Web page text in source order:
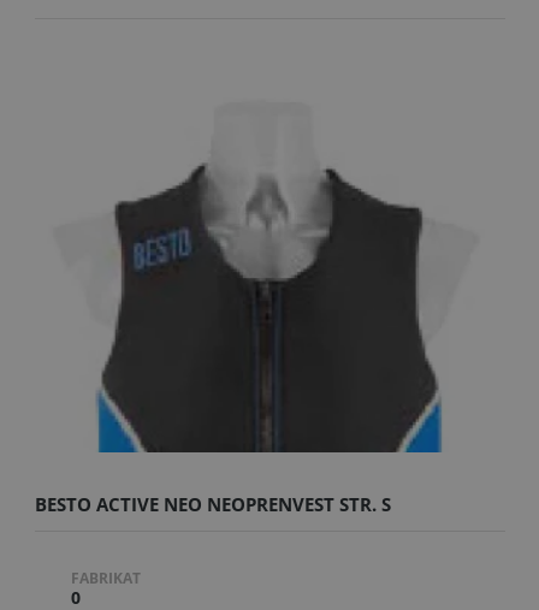
BESTO ACTIVE NEO NEOPRENVEST STR. S
FABRIKAT
0